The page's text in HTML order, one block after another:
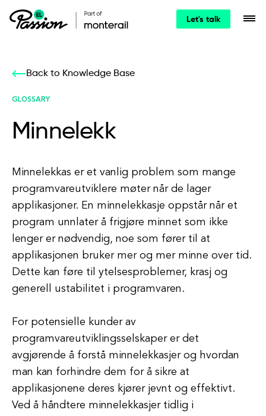
Let's talk
Back to Knowledge Base
GLOSSARY
Minnelekk
Minnelekkas er et vanlig problem som mange
programvareutviklere møter når de lager
applikasjoner. En minnelekkasje oppstår når et
program unnlater å frigjøre minnet som ikke
lenger er nødvendig, noe som fører til at
applikasjonen bruker mer og mer minne over tid.
Dette kan føre til ytelsesproblemer, krasj og
generell ustabilitet i programvaren.
For potensielle kunder av
programvareutviklingsselskaper er det
avgjørende å forstå minnelekkasjer og hvordan
man kan forhindre dem for å sikre at
applikasjonene deres kjører jevnt og effektivt.
Ved å håndtere minnelekkasjer tidlig i